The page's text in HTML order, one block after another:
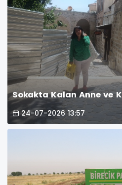
Sokakta Kalan Anne ve
24-07-2026 13:57